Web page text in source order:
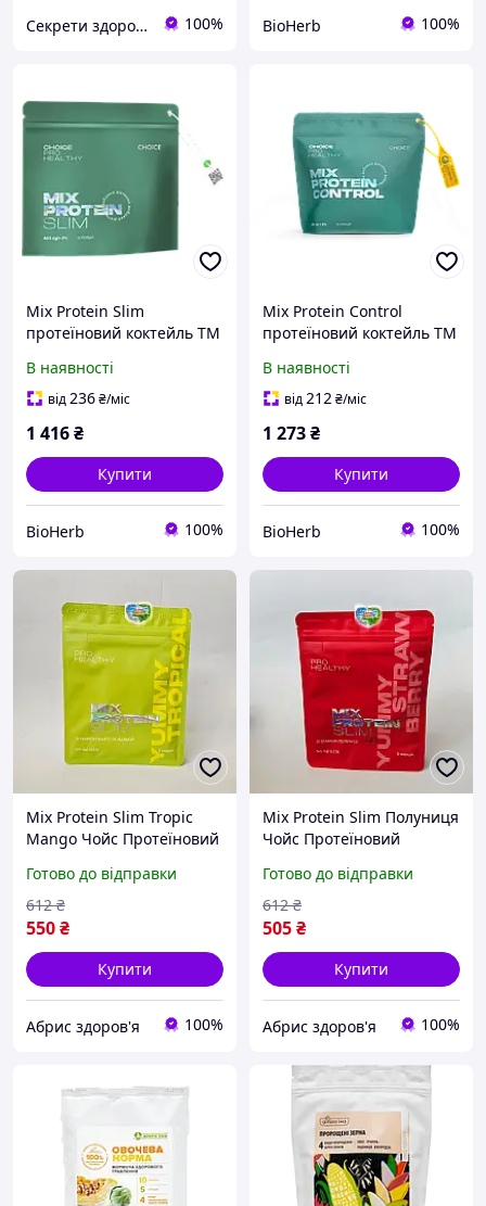
Секрети здоров'я Інтернет-магазин натуральних препаратів 100% BioHerb 100%
Mix Protein Slim
протеїновий коктейль ТМ
В наявності
від236₴/міс
1 416₴
Купити
BioHerb 100%
Mix Protein Control
протеїновий коктейль ТМ
В наявності
від212₴/міс
1 273₴
Купити
BioHerb 100%
Mix Protein Slim Tropic
Mango Чойс Протеїновий
Чойс для схуднення
Тропік
Готово до відправки
550₴
612 ₴
Купити
Абрис здоров'я 100%
Mix Protein Slim Полуниця
Чойс Протеїновий
Чойс для схуднення
Клубника
Готово до відправки
505₴
612 ₴
Купити
Абрис здоров'я 100%